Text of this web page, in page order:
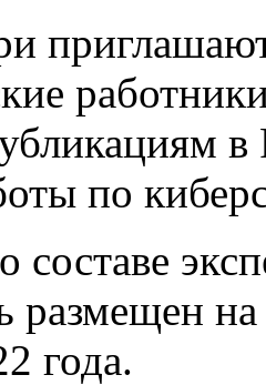
по
составе
размещен на
года.